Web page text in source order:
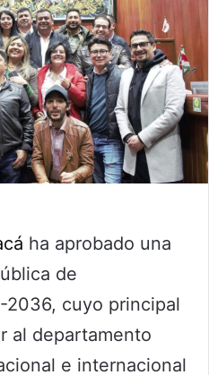
ha aprobado una
de
2036, cuyo principal
al departamento
e internacional